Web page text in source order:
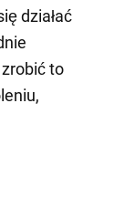
działać
to